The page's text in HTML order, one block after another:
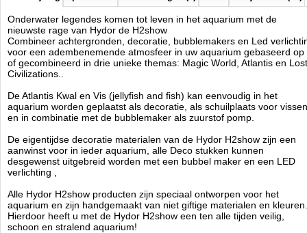
Onderwater legendes komen tot leven in het aquarium met de
nieuwste rage van Hydor de H2show
Combineer achtergronden, decoratie, bubblemakers en Led
voor een adembenemende atmosfeer in uw aquarium gebaseerd op
of gecombineerd in drie unieke themas: Magic World, Atlantis en Lost
Civilizations..
De Atlantis Kwal en Vis (jellyfish and fish) kan eenvoudig in het
aquarium worden geplaatst als decoratie, als schuilplaats voor vissen
en in combinatie met de bubblemaker als zuurstof pomp.
De eigentijdse decoratie materialen van de Hydor H2show zijn een
aanwinst voor in ieder aquarium, alle Deco stukken kunnen
desgewenst uitgebreid worden met een bubbel maker en een LED
verlichting ,
Alle Hydor H2show producten zijn speciaal ontworpen voor het
aquarium en zijn handgemaakt van niet giftige materialen en kleuren.
Hierdoor heeft u met de Hydor H2show een ten alle tijden veilig,
schoon en stralend aquarium!